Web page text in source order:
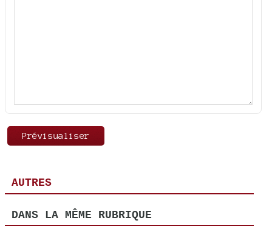
AUTRES
DANS LA MÊME RUBRIQUE